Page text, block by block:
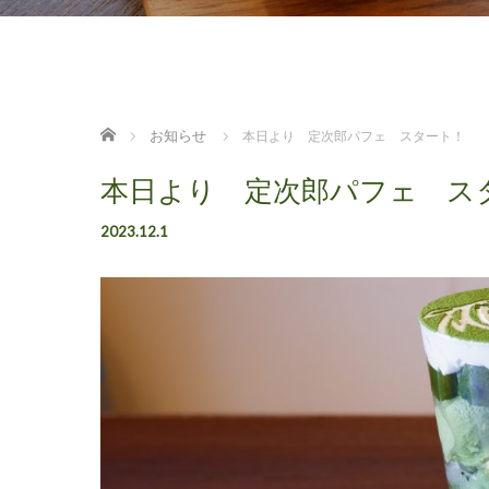
ホーム お知らせ 本日より 定次郎パフェ スタート！
本日より 定次郎パフェ ス
2023.12.1